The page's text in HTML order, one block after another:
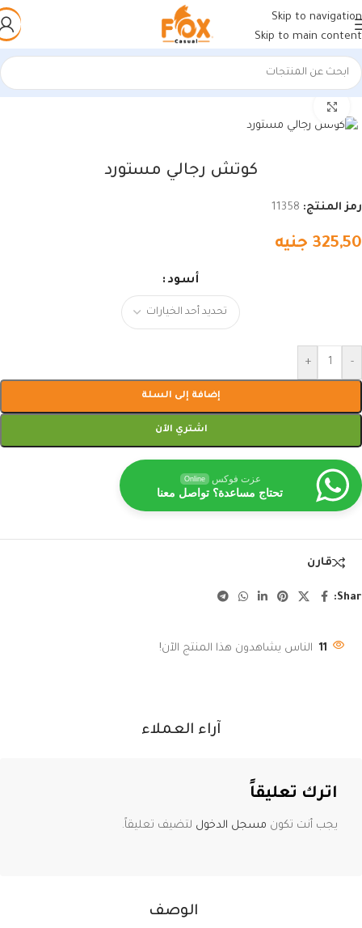
Skip to navigation
Skip to main content
الرئيسية/أحذية رجالي/كوتشي رجالي
كوتش رجالي مستورد
رمز المنتج: 11358
325,50 جنيه
أسود
-
+
إضافة إلى السلة
اشتري الآن
عزت فوكس Online
تحتاج مساعدة؟ تواصل معنا
قارن
11 الناس يشاهدون هذا المنتج الآن!
الوصف
آراء العملاء
اترك تعليقاً
يجب أنت تكون مسجل الدخول لتضيف تعليقاً.